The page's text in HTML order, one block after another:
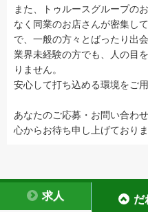
また、トゥルースグループの
なく同業のお店さんが密集し
で、一般の方々とばったり出
業界未経験の方でも、人の目
りません。
安心して打ち込める環境をご
あなたのご応募・お問い合わせ
心からお待ち申し上げておりま
求人 だ